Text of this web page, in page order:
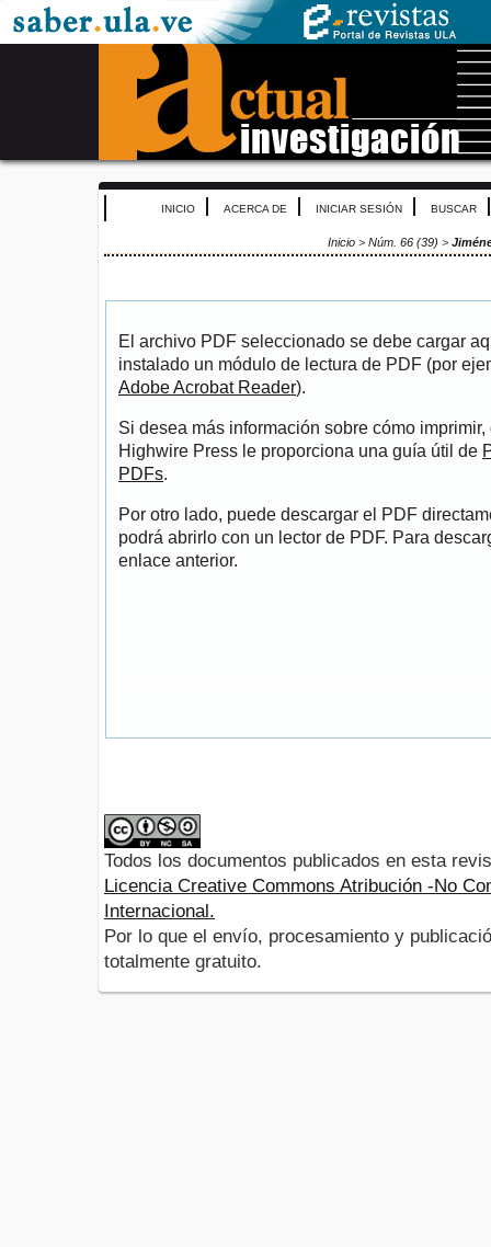
INICIO ACERCA DE INICIAR SESIÓN BUSCAR
Inicio> Núm. 66 (39) >
El archivo PDF seleccionado se debe cargar
instalado un módulo de lectura de PDF (por
Adobe Acrobat Reader).
Si desea más información sobre cómo
Highwire Press le proporciona una guía útil de
PDFs.
Por otro lado, puede descargar el PDF
podrá abrirlo con un lector de PDF. Para
enlace anterior.
Todos los documentos publicados en esta
Licencia Creative Commons Atribución -No
Internacional.
Por lo que el envío, procesamiento y
totalmente gratuito.